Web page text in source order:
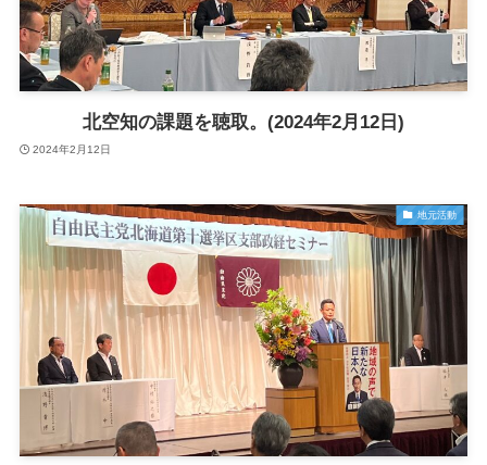
北空知の課題を聴取。(2024年2月12日)
2024年2月12日
地元活動